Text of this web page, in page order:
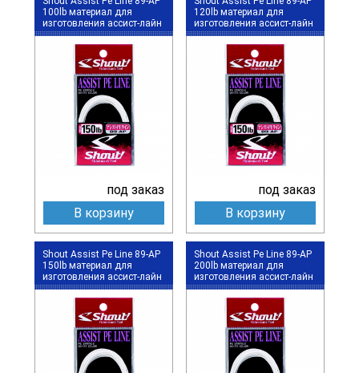
100lb материал для
изготовления ассист-лайн
под заказ
В корзину
120lb материал для
изготовления ассист-лайн
под заказ
В корзину
Shout Assist Pe Line 89-AP
150lb материал для
изготовления ассист-лайн
Shout Assist Pe Line 89-AP
200lb материал для
изготовления ассист-лайн